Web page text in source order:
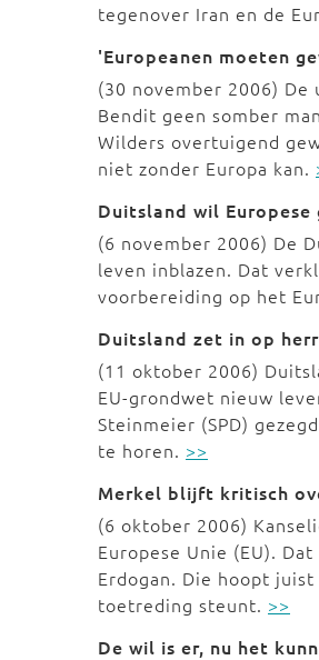
tegenover Iran en de
'Europeanen moeten
(30 november 2006) De
Bendit geen somber
Wilders overtuigend
niet zonder Europa kan.
Duitsland wil
(6 november 2006) De
leven inblazen. Dat
voorbereiding op het
Duitsland zet in op
(11 oktober 2006)
EU-grondwet nieuw
Steinmeier (SPD)
te horen. >>
Merkel blijft kritisch
(6 oktober 2006)
Europese Unie (EU).
Erdogan. Die hoopt
toetreding steunt. >>
De wil is er, nu het